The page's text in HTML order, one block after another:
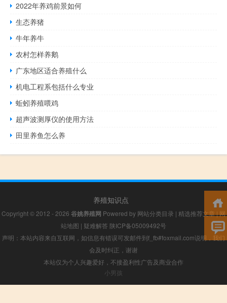
2022年养鸡前景如何
生态养猪
牛年养牛
农村怎样养鹅
广东地区适合养殖什么
机电工程系包括什么专业
蚯蚓养殖喂鸡
超声波测厚仪的使用方法
田里养鱼怎么养
养殖知识点
Copyright © 2012 - 2026 谷姚养殖网 Powered by 网站分类目录 | 精选推荐文章|网
站地图 | 疑难解答 陕ICP备05009492号
声明：本站内容来自互联网，如信息有错误可发邮件到f_fb#foxmail.com说明，我们
会及时纠正，谢谢
本站仅为个人兴趣爱好，不接盈利性广告及商业合作
小男孩